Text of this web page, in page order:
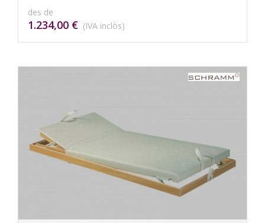
des de
1.234,00 € (IVA inclòs)